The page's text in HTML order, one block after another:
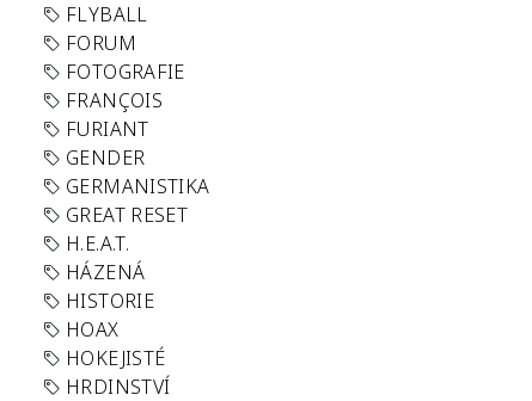
FLYBALL
FORUM
FOTOGRAFIE
FRANÇOIS
FURIANT
GENDER
GERMANISTIKA
GREAT RESET
H.E.A.T.
HÁZENÁ
HISTORIE
HOAX
HOKEJISTÉ
HRDINSTVÍ